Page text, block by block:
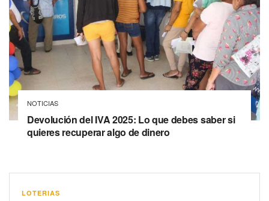
NOTICIAS
Devolución del IVA 2025: Lo que debes saber si
quieres recuperar algo de dinero
LOTERIAS